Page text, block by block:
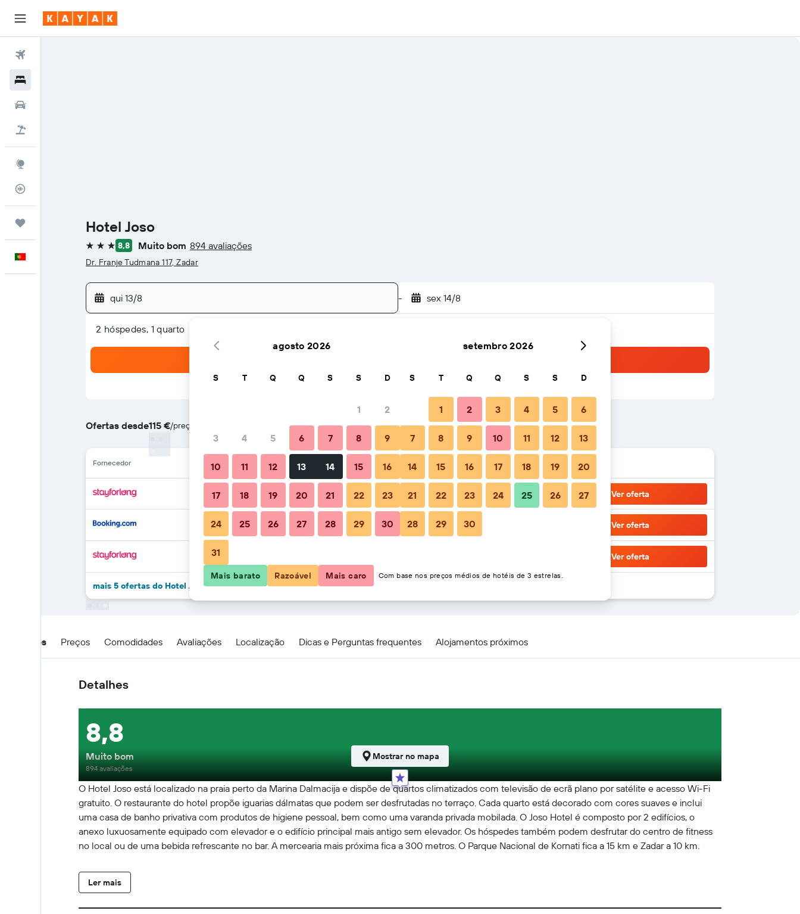
Hotel Joso
3 estrelas8,8 Muito bom 894 avaliações
Dr. Franje Tudmana 117, Zadar
qui 13/8 - sex 14/8
2 hóspedes, 1 quarto
Ofertas desde115 €/preço por noite mais barato(a)
Fornecedor Total por noite
115 € Ver oferta
135 € Ver oferta
Ver oferta
mais 5 ofertas do Hotel Joso
Detalhes Preços Comodidades Avaliações Localização Dicas e Perguntas frequentes Alojamentos próximos
Detalhes
O Hotel Joso está localizado na praia perto da Marina Dalmacija e dispõe de quartos climatizados com televisão de ecrã plano por satélite e acesso Wi-Fi
gratuito. O restaurante do hotel propõe iguarias dálmatas que podem ser desfrutadas no terraço. Cada quarto está decorado com cores suaves e inclui
uma casa de banho privativa com produtos de higiene pessoal, bem como uma varanda privada mobilada. O Joso Hotel é composto por 2 edifícios, o
anexo luxuosamente equipado com elevador e o edifício principal mais antigo sem elevador. Os hóspedes também podem desfrutar do centro de fitness
no local ou de uma bebida refrescante no bar. A mercearia mais próxima fica a 300 metros. O Parque Nacional de Kornati fica a 15 km e Zadar a 10 km.
Ler mais
8,8
Muito bom
894 avaliações
Mostrar no mapa
agosto 2026
S T Q Q S S D
1 2
3 4 5 6 7 8 9
10 11 12 13 14 15 16
17 18 19 20 21 22 23
24 25 26 27 28 29 30
31
setembro 2026
S T Q Q S S D
1 2 3 4 5 6
7 8 9 10 11 12 13
14 15 16 17 18 19 20
21 22 23 24 25 26 27
28 29 30
Mais barato Razoável Mais caro Com base nos preços médios de hotéis de 3 estrelas.